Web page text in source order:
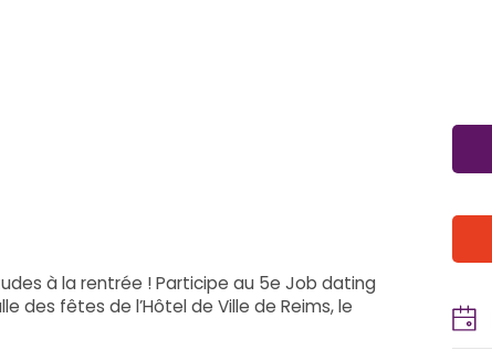
à la rentrée ! Participe au 5e Job dating
des fêtes de l’Hôtel de Ville de Reims, le